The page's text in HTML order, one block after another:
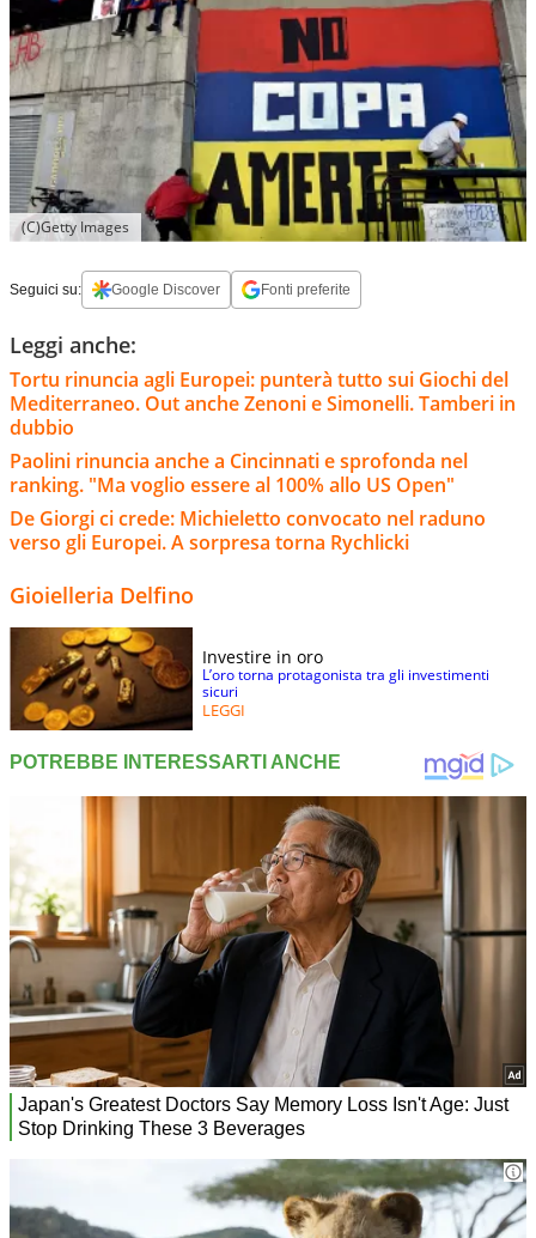
(C)Getty Images
Seguici su: Google Discover Fonti preferite
Leggi anche:
Tortu rinuncia agli Europei: punterà tutto sui Giochi del
Mediterraneo. Out anche Zenoni e Simonelli. Tamberi in
dubbio
Paolini rinuncia anche a Cincinnati e sprofonda nel
ranking. "Ma voglio essere al 100% allo US Open"
De Giorgi ci crede: Michieletto convocato nel raduno
verso gli Europei. A sorpresa torna Rychlicki
Gioielleria Delfino
Investire in oro
L’oro torna protagonista tra gli investimenti
sicuri
LEGGI